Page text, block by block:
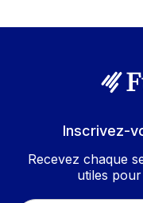
Inscrivez-
Recevez chaque
utiles